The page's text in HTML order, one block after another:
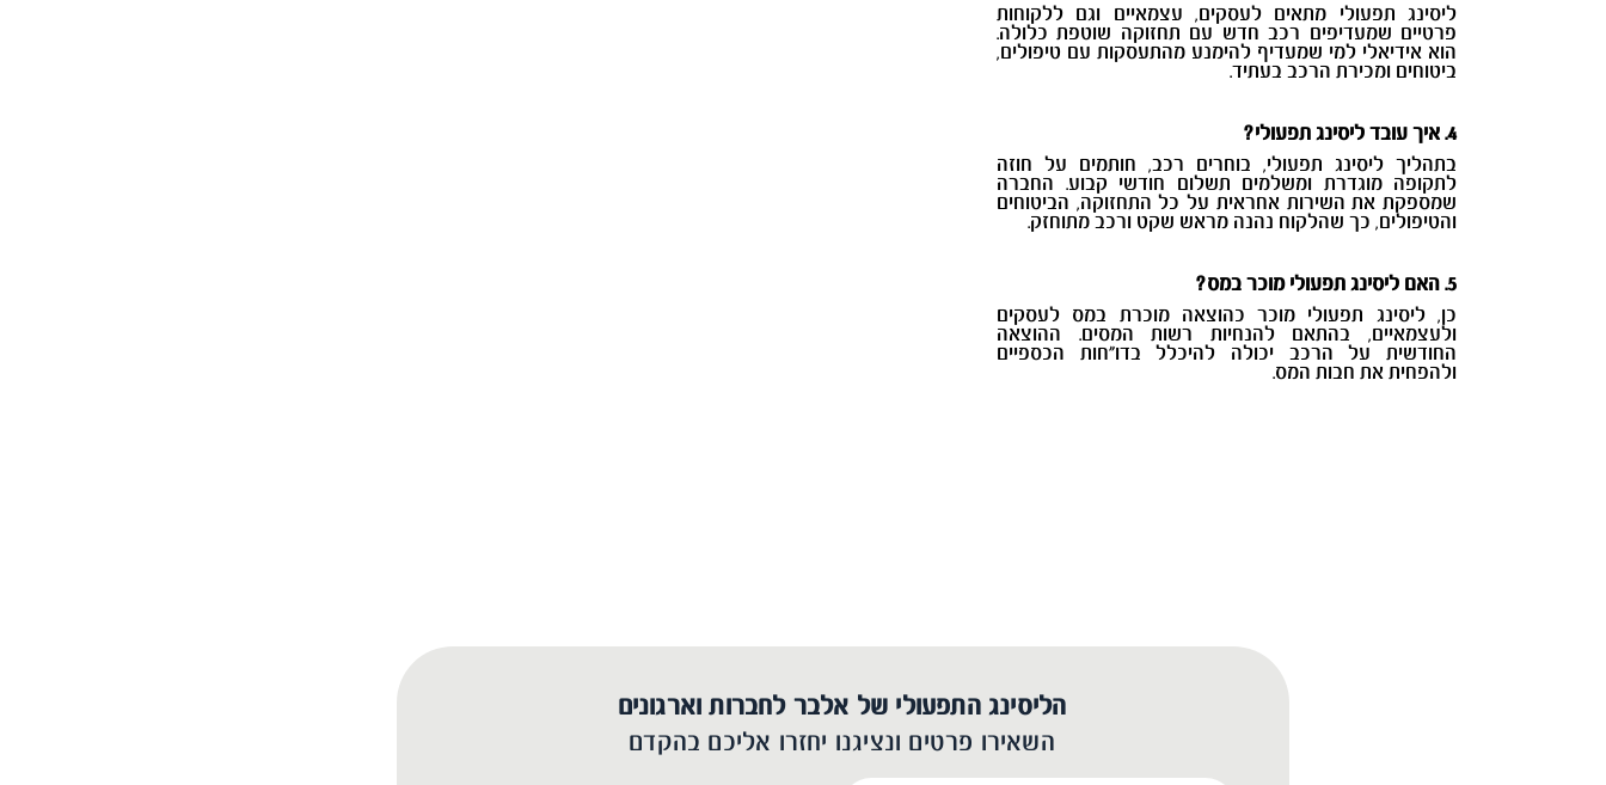
ליסינג תפעולי מתאים לעסקים, עצמאיים וגם ללקוחות
פרטיים שמעדיפים רכב חדש עם תחזוקה שוטפת כלולה.
הוא אידיאלי למי שמעדיף להימנע מהתעסקות עם טיפולים,
ביטוחים ומכירת הרכב בעתיד.
4. איך עובד ליסינג תפעולי?
בתהליך ליסינג תפעולי, בוחרים רכב, חותמים על חוזה
לתקופה מוגדרת ומשלמים תשלום חודשי קבוע. החברה
שמספקת את השירות אחראית על כל התחזוקה, הביטוחים
והטיפולים, כך שהלקוח נהנה מראש שקט ורכב מתוחזק.
5. האם ליסינג תפעולי מוכר במס?
כן, ליסינג תפעולי מוכר כהוצאה מוכרת במס לעסקים
ולעצמאיים, בהתאם להנחיות רשות המסים. ההוצאה
החודשית על הרכב יכולה להיכלל בדו"חות הכספיים
ולהפחית את חבות המס.
הליסינג התפעולי של אלבר לחברות וארגונים
השאירו פרטים ונציגנו יחזרו אליכם בהקדם